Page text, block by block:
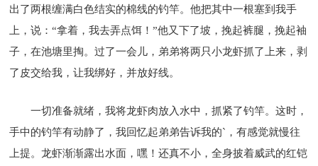
出了两根缠满白色结实的棉线的钓竿。他把其中一根塞到我手
上，说：“拿着，我去弄点饵！”他又下了坡，挽起裤腿，挽起袖
子，在池塘里掏。过了一会儿，弟弟将两只小龙虾抓了上来，剥
了皮交给我，让我绑好，并放好线。
一切准备就绪，我将龙虾肉放入水中，抓紧了钓竿。这时，
手中的钓竿有动静了，我回忆起弟弟告诉我的`，有感觉就慢往
上提。龙虾渐渐露出水面，嘿！还真不小，全身披着威武的红铠